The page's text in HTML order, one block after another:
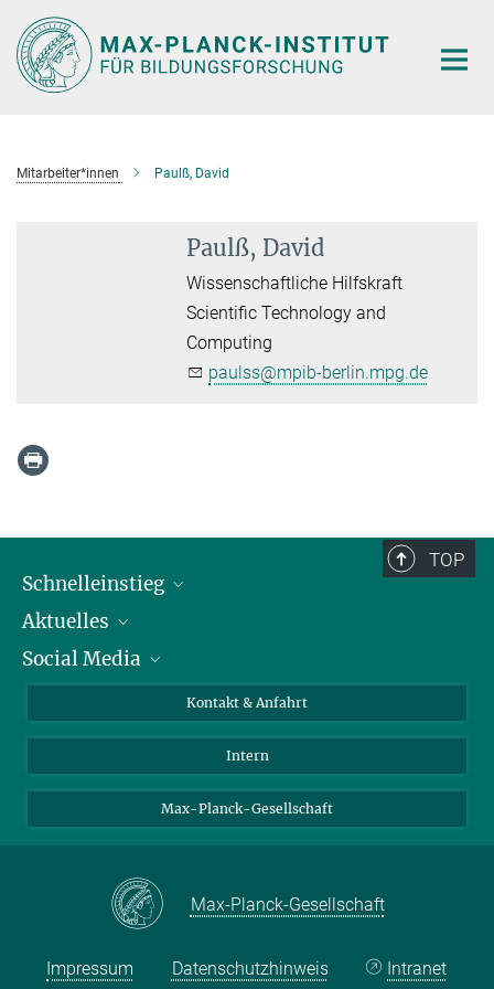
Hauptinhalt
Mitarbeiter*innen Paulß, David
Paulß, David
Wissenschaftliche Hilfskraft
Scientific Technology and
Computing
paulss@mpib-berlin.mpg.de
TOP
Schnelleinstieg
Personen
Pressebereich
Aktuelles
Stellenangebote
Social Media
LinkedIn
Kontakt & Anfahrt
Intern
Max-Planck-Gesellschaft
Max-Planck-Gesellschaft
Impressum Datenschutzhinweis Intranet